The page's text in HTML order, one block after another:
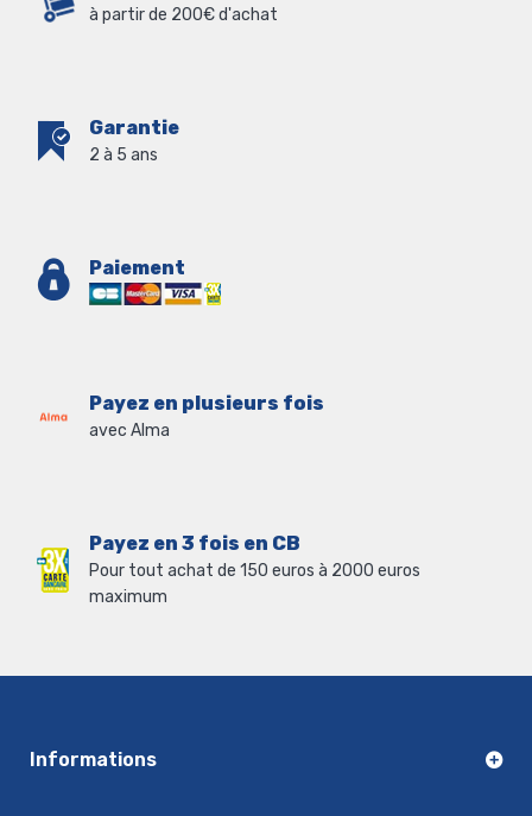
à partir de 200€ d'achat
Garantie
2 à 5 ans
Paiement
Payez en plusieurs fois
avec Alma
Payez en 3 fois en CB
Pour tout achat de 150 euros à 2000 euros
maximum
Informations